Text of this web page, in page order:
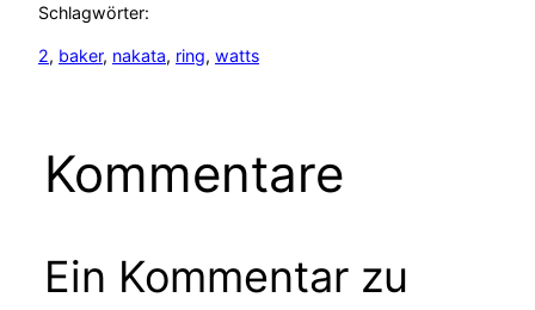
Schlagwörter:
2, baker, nakata, ring, watts
Kommentare
Ein Kommentar zu